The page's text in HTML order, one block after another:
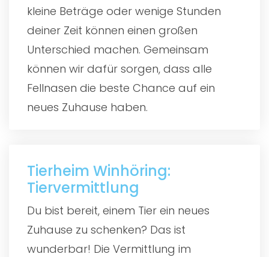
kleine Beträge oder wenige Stunden
deiner Zeit können einen großen
Unterschied machen. Gemeinsam
können wir dafür sorgen, dass alle
Fellnasen die beste Chance auf ein
neues Zuhause haben.
Tierheim Winhöring:
Tiervermittlung
Du bist bereit, einem Tier ein neues
Zuhause zu schenken? Das ist
wunderbar! Die Vermittlung im